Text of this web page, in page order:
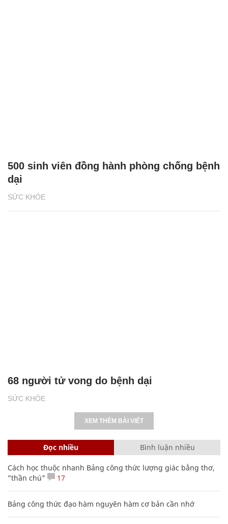
SỨC KHỎE
500 sinh viên đồng hành phòng chống bệnh
dại
SỨC KHỎE
68 người tử vong do bệnh dại
XEM THÊM BÀI VIẾT
Đọc nhiều Bình luận nhiều
Cách học thuộc nhanh Bảng công thức lượng giác bằng thơ,
"thần chú"
17
Bảng công thức đạo hàm nguyên hàm cơ bản cần nhớ